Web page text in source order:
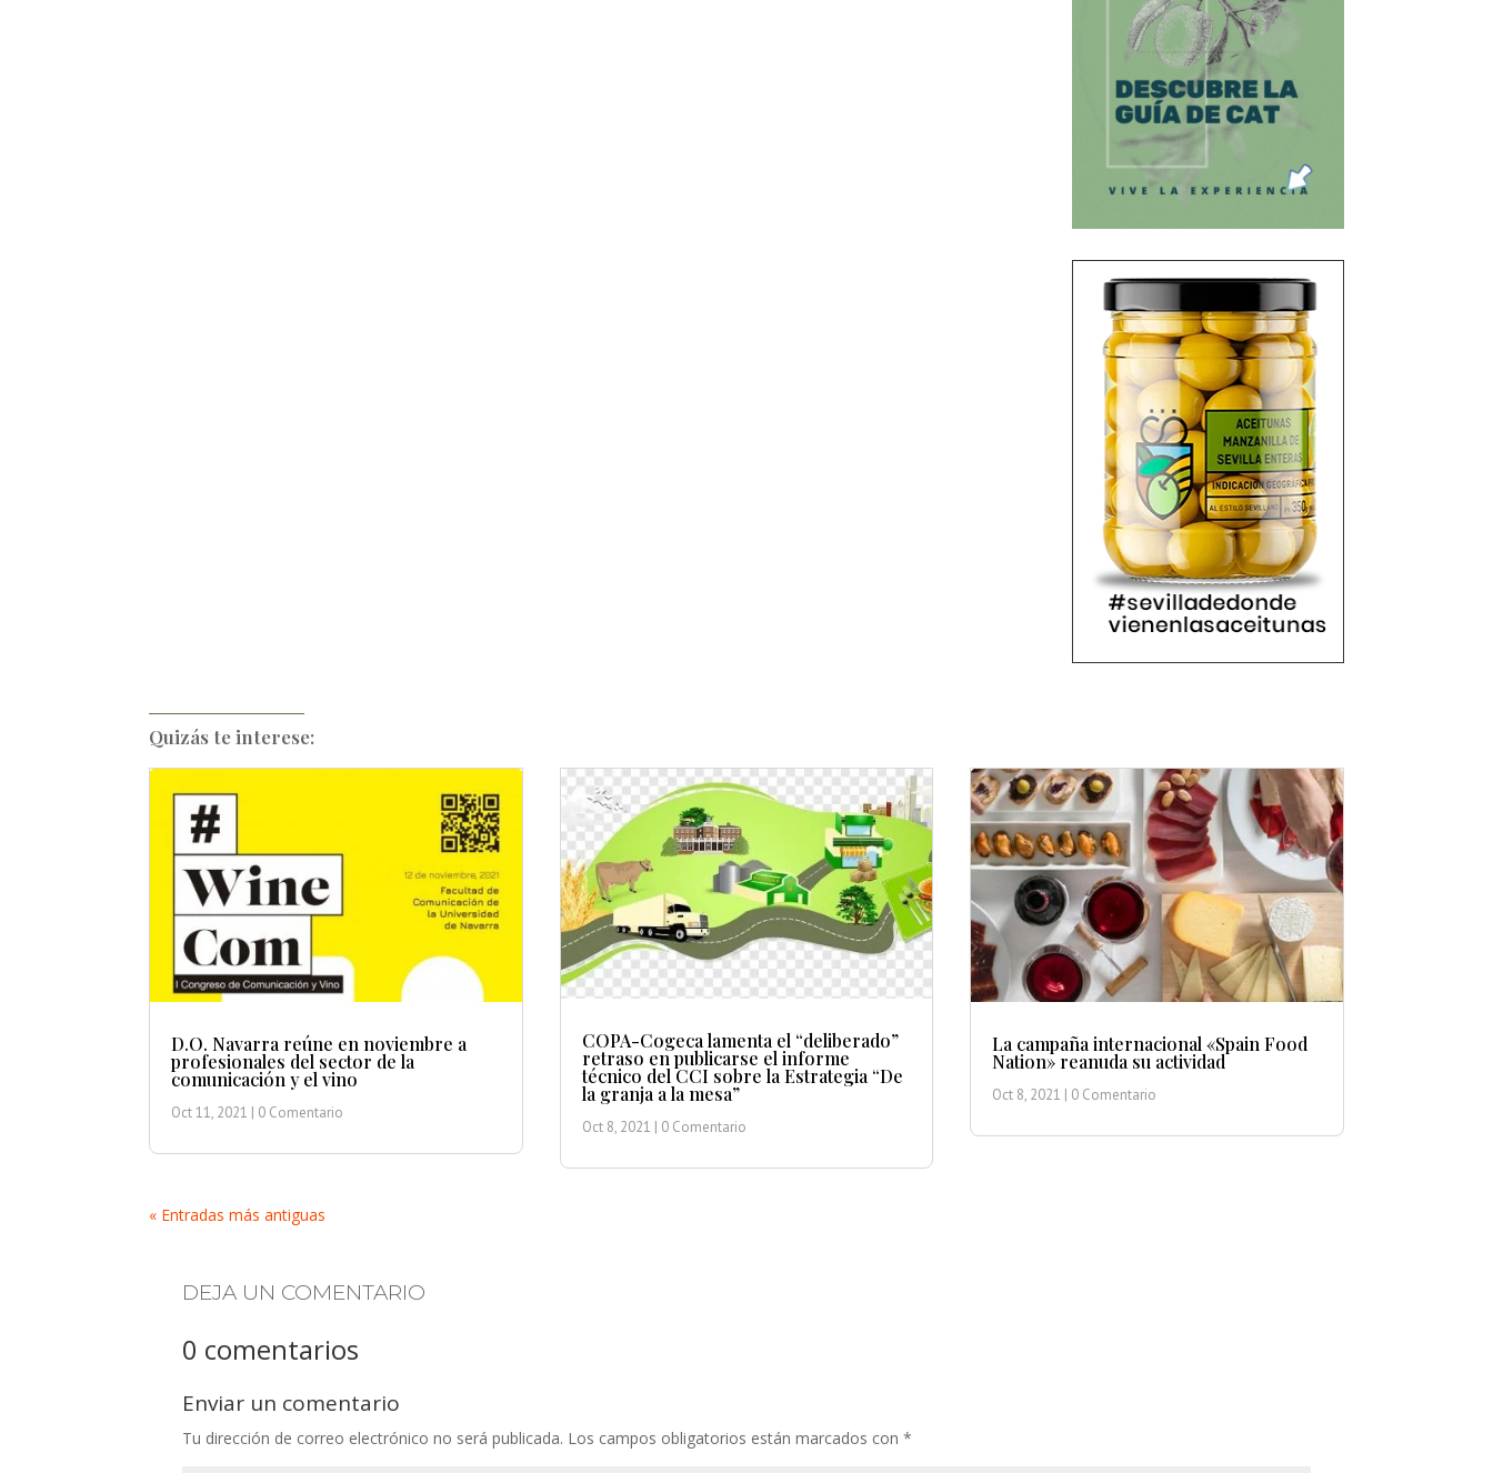
Quizás te interese:
D.O. Navarra reúne en noviembre a
profesionales del sector de la
comunicación y el vino
Oct 11, 2021 | 0 Comentario
COPA-Cogeca lamenta el “deliberado”
retraso en publicarse el informe
técnico del CCI sobre la Estrategia “De
la granja a la mesa”
Oct 8, 2021 | 0 Comentario
La campaña internacional «Spain Food
Nation» reanuda su actividad
Oct 8, 2021 | 0 Comentario
« Entradas más antiguas
DEJA UN COMENTARIO
0 comentarios
Enviar un comentario
Tu dirección de correo electrónico no será publicada. Los campos obligatorios están marcados con*